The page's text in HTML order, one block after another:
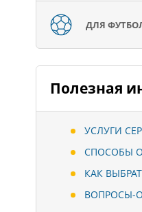
ДЛЯ
Полезная
УСЛУГИ
СПОСОБЫ
КАК
ВОПРОСЫ-